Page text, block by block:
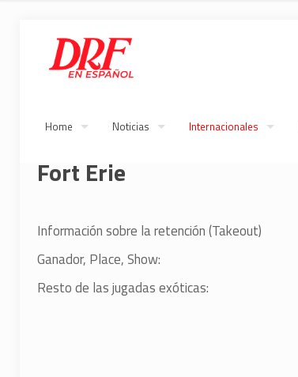
Home Noticias Internacionales
Fort Erie
Información sobre la retención (Takeout)
Ganador, Place, Show:
Resto de las jugadas exóticas: